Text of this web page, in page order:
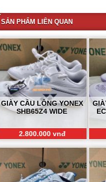
SẢN PHẨM LIÊN QUAN
GIÀY CẦU LÔNG YONEX
SHB65Z4 WIDE
2.800.000 vnđ